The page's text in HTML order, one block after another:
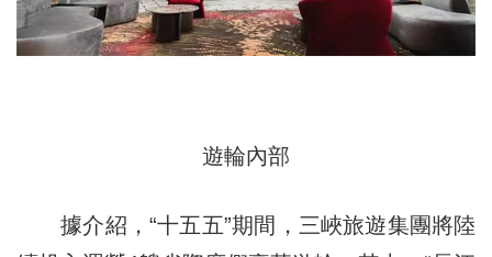
遊輪內部
據介紹，“十五五”期間，三峽旅遊集團將陸